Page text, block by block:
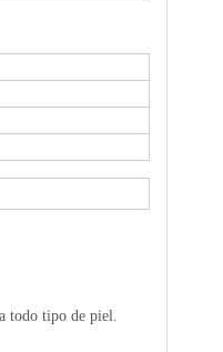
todo tipo de piel.